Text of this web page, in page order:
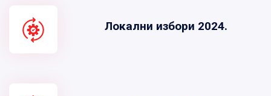
Локални избори 2024.